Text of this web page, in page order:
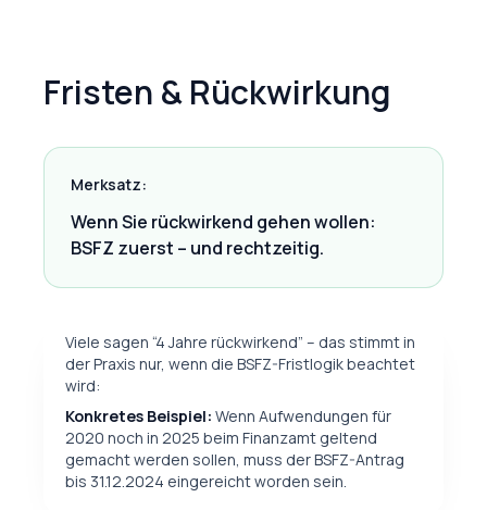
Fristen & Rückwirkung
Merksatz:
Wenn Sie rückwirkend gehen wollen:
BSFZ zuerst – und rechtzeitig.
Viele sagen “4 Jahre rückwirkend” – das stimmt in
der Praxis nur, wenn die BSFZ-Fristlogik beachtet
wird:
Konkretes Beispiel: Wenn Aufwendungen für
2020 noch in 2025 beim Finanzamt geltend
gemacht werden sollen, muss der BSFZ-Antrag
bis 31.12.2024 eingereicht worden sein.